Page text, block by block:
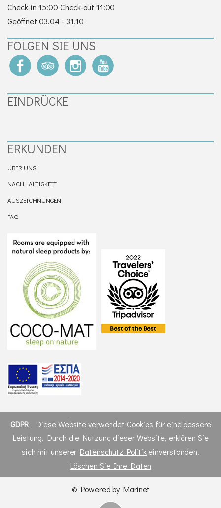
Check-in 15:00 Check-out 11:00
Geöffnet 03.04 - 31.10
FOLGEN SIE UNS
EINDRÜCKE
ERKUNDEN
ÜBER UNS
NACHHALTIGKEIT
AUSZEICHNUNGEN
FAQ
GDPR
Diese Website verwendet Cookies für eine bessere
Leistung. Durch die Nutzung dieser Website, erklären Sie
sich mit unserer Datenschutz Politik einverstanden.
Löschen Sie Ihre Daten
© Powered by Marinet